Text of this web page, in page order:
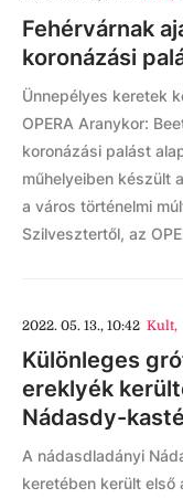
Fehérvárnak
koronázási
Ünnepélyes keretek
OPERA Aranykor:
koronázási palást
műhelyeiben készült
a város történelmi
Szilvesztertől, az
2022. 05. 13., 10:42 Kult,
Különleges
ereklyék
Nádasdy-
A nádasdladányi
keretében került első